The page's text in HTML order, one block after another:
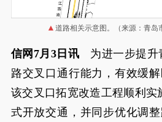
道路相关示意图。（来源：青岛
信网7月3日讯 为进一步提升
路交叉口通行能力，有效缓
该交叉口拓宽改造工程顺利实
式开放交通，并同步优化调